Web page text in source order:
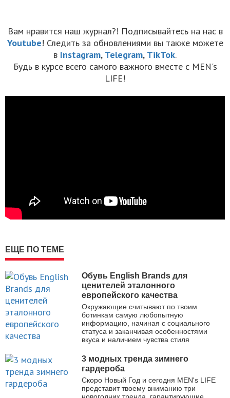
Вам нравится наш журнал?! Подписывайтесь на нас в
Youtube! Следить за обновлениями вы также можете
в Instagram, Telegram, TikTok.
Будь в курсе всего самого важного вместе с MEN's
LIFE!
ЕЩЕ ПО ТЕМЕ
Обувь English Brands для
ценителей эталонного
европейского качества
Окружающие считывают по твоим
ботинкам самую любопытную
информацию, начиная с социального
статуса и заканчивая особенностями
вкуса и наличием чувства стиля
3 модных тренда зимнего
гардероба
Скоро Новый Год и сегодня MEN's LIFE
представит твоему вниманию три
новогодних тренда, гарантирующие